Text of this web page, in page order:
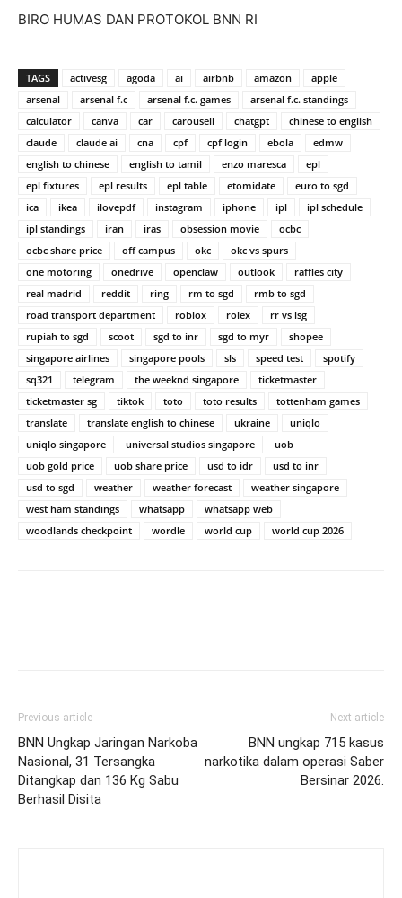
BIRO HUMAS DAN PROTOKOL BNN RI
TAGS activesg agoda ai airbnb amazon
apple
arsenal
arsenal f.c arsenal f.c. games
arsenal f.c. standings
calculator
canva car carousell chatgpt
chinese to english
claude
claude ai cna cpf cpf login ebola
edmw
english to chinese
english to tamil enzo maresca
epl
epl fixtures
epl results epl table etomidate
euro to sgd
ica
ikea ilovepdf instagram iphone ipl
ipl schedule
ipl standings
iran iras obsession movie
ocbc
ocbc share price
off campus okc
okc vs spurs
one motoring
onedrive openclaw outlook
raffles city
real madrid
reddit ring rm to sgd
rmb to sgd
road transport department
roblox rolex
rr vs lsg
rupiah to sgd
scoot sgd to inr sgd to myr
shopee
singapore airlines
singapore pools sls speed test
spotify
sq321
telegram the weeknd singapore
ticketmaster
ticketmaster sg
tiktok toto toto results
tottenham games
translate
translate english to chinese ukraine
uniqlo
uniqlo singapore
universal studios singapore
uob
uob gold price
uob share price usd to idr
usd to inr
usd to sgd
weather weather forecast
weather singapore
west ham standings
whatsapp
whatsapp web
woodlands checkpoint
wordle world cup world cup 2026
Previous article
BNN Ungkap Jaringan Narkoba
Nasional, 31 Tersangka
Ditangkap dan 136 Kg Sabu
Berhasil Disita
Next article
BNN ungkap 715 kasus
narkotika dalam operasi Saber
Bersinar 2026.